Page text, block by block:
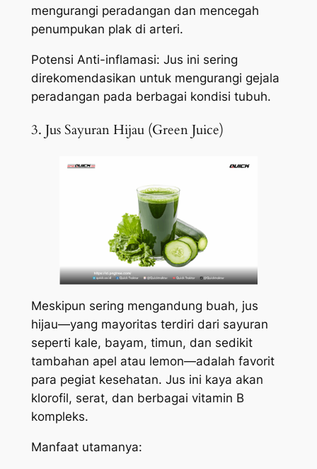
mengurangi peradangan dan mencegah
penumpukan plak di arteri.
Potensi Anti-inflamasi: Jus ini sering
direkomendasikan untuk mengurangi gejala
peradangan pada berbagai kondisi tubuh.
3. Jus Sayuran Hijau (Green Juice)
Meskipun sering mengandung buah, jus
hijau—yang mayoritas terdiri dari sayuran
seperti kale, bayam, timun, dan sedikit
tambahan apel atau lemon—adalah favorit
para pegiat kesehatan. Jus ini kaya akan
klorofil, serat, dan berbagai vitamin B
kompleks.
Manfaat utamanya: